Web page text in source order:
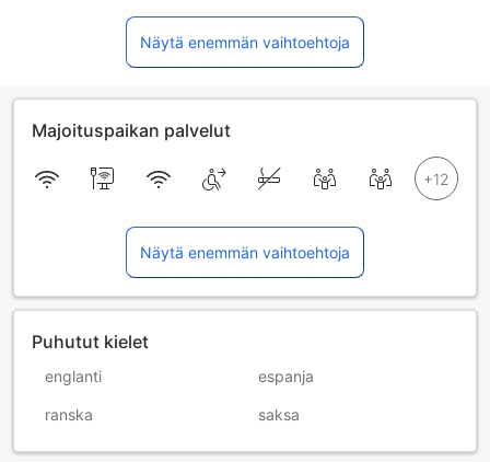
Näytä enemmän vaihtoehtoja
Majoituspaikan palvelut
Näytä enemmän vaihtoehtoja
Puhutut kielet
englanti espanja
ranska saksa